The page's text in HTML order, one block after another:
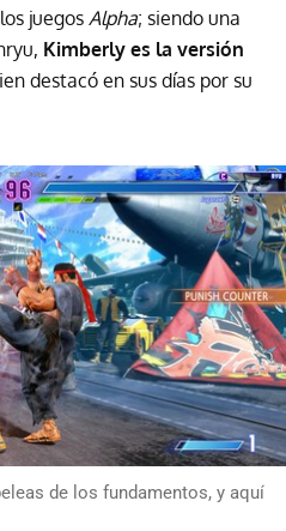
juegos Alpha; siendo una
Kimberly es la versión
destacó en sus días por su
de los fundamentos, y aquí